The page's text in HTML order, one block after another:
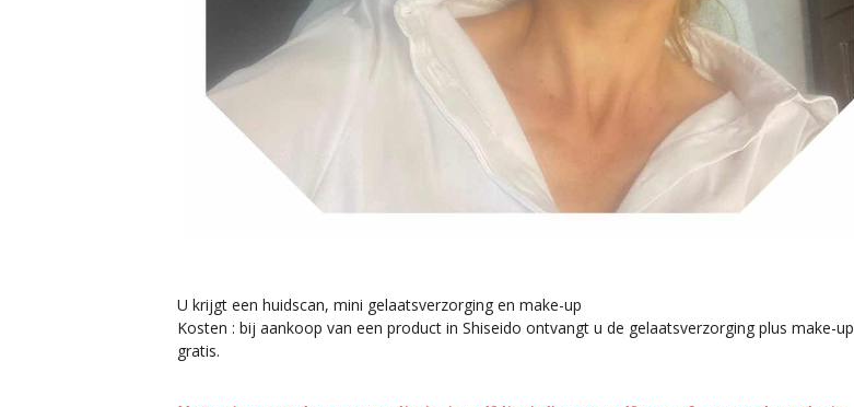
U krijgt een huidscan, mini gelaatsverzorging en make-up
Kosten : bij aankoop van een product in Shiseido ontvangt u de gelaatsverzorging plus make-up
gratis.